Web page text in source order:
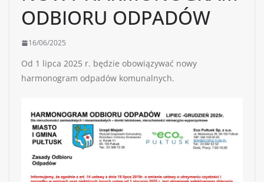
ODBIORU ODPADÓW
16/06/2025
Od 1 lipca 2025 r. będzie obowiązywać nowy
harmonogram odpadów komunalnych.